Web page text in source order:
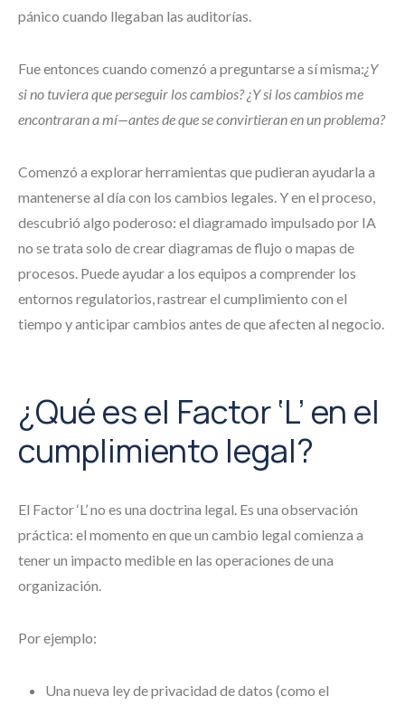
pánico cuando llegaban las auditorías.
Fue entonces cuando comenzó a preguntarse a sí misma:¿Y
si no tuviera que perseguir los cambios? ¿Y si los cambios me
encontraran a mí—antes de que se convirtieran en un problema?
Comenzó a explorar herramientas que pudieran ayudarla a
mantenerse al día con los cambios legales. Y en el proceso,
descubrió algo poderoso: el diagramado impulsado por IA
no se trata solo de crear diagramas de flujo o mapas de
procesos. Puede ayudar a los equipos a comprender los
entornos regulatorios, rastrear el cumplimiento con el
tiempo y anticipar cambios antes de que afecten al negocio.
¿Qué es el Factor ‘L’ en el
cumplimiento legal?
El Factor ‘L’ no es una doctrina legal. Es una observación
práctica: el momento en que un cambio legal comienza a
tener un impacto medible en las operaciones de una
organización.
Por ejemplo:
Una nueva ley de privacidad de datos (como el